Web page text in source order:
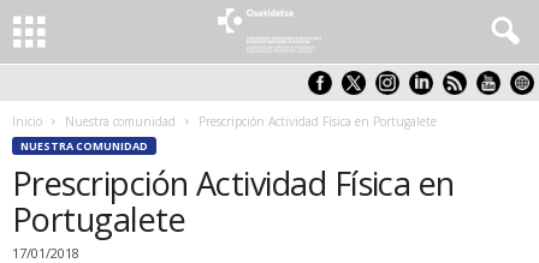
Inicio Nuestra comunidad Prescripción Actividad Física en Portugalete
NUESTRA COMUNIDAD
Prescripción Actividad Física en
Portugalete
17/01/2018